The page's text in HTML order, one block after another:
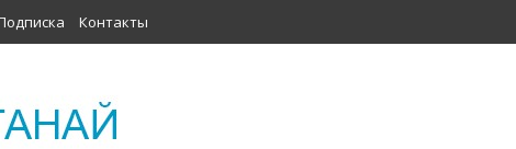
Контакты